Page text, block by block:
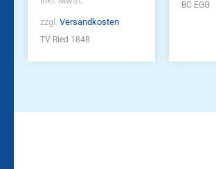
zzgl. Versandkosten
TV Ried 1848
BC EGG